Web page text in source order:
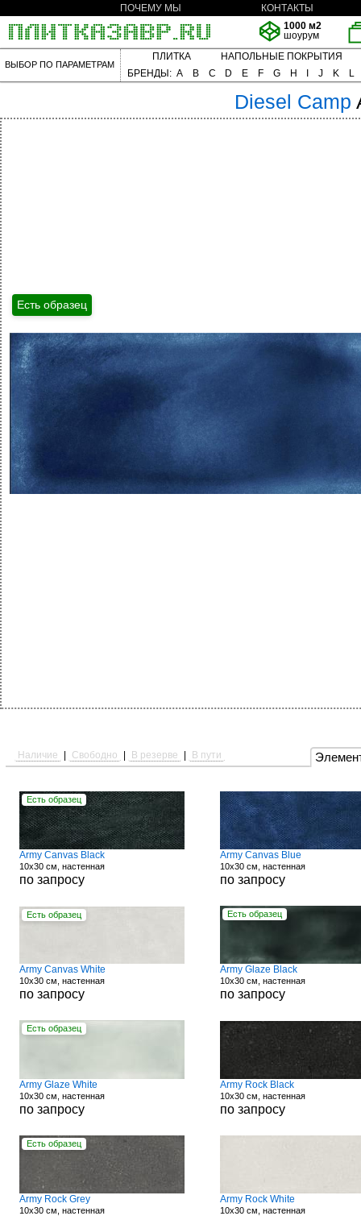
ПОЧЕМУ МЫ
КОНТАКТЫ
1000 м2
шоурум
ВЫБОР ПО ПАРАМЕТРАМ
ПЛИТКА
НАПОЛЬНЫЕ ПОКРЫТИЯ
БРЕНДЫ: A B C D E F G H J K L
Diesel Camp
Есть образец
Наличие Свободно В резерве В пути
Есть образец
Army Canvas Black
10x30 см, настенная
по запросу
Army Canvas Blue
10x30 см, настенная
по запросу
Есть образец
Army Canvas White
10x30 см, настенная
по запросу
Есть образец
Army Glaze Black
10x30 см, настенная
по запросу
Есть образец
Army Glaze White
10x30 см, настенная
по запросу
Army Rock Black
10x30 см, настенная
по запросу
Есть образец
Army Rock Grey
10x30 см, настенная
Army Rock White
10x30 см, настенная